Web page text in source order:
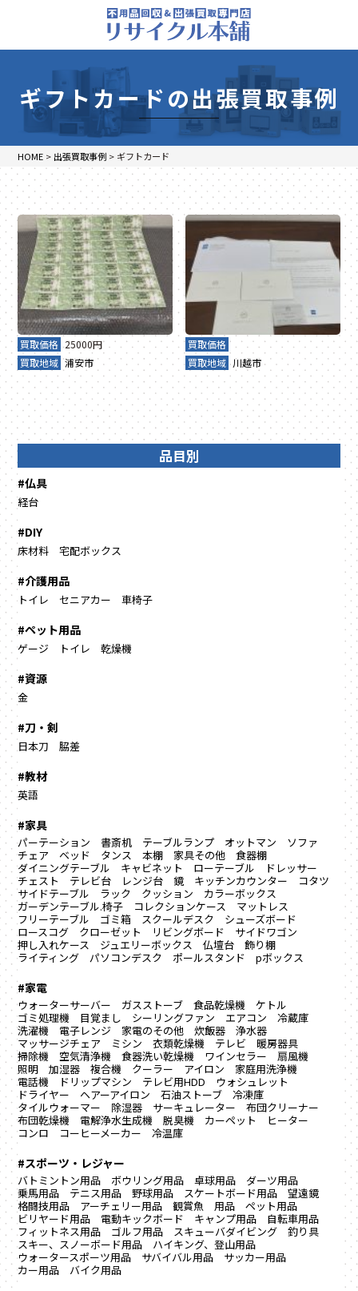
ギフトカードの出張買取事例
HOME > 出張買取事例 > ギフトカード
買取価格 25000円
買取地域 浦安市
買取価格
買取地域 川越市
品目別
#仏具
経台
#DIY
床材料 宅配ボックス
#介護用品
トイレ セニアカー 車椅子
#ペット用品
ゲージ トイレ 乾燥機
#資源
金
#刀・剣
日本刀 脇差
#教材
英語
#家具
パーテーション 書斎机 テーブルランプ オットマン
ソファ
チェア
ベッド タンス 本棚 家具その他
食器棚
ダイニングテーブル
キャビネット ローテーブル
ドレッサー
チェスト
テレビ台 レンジ台 鏡 キッチンカウンター
コタツ
サイドテーブル
ラック クッション
カラーボックス
ガーデンテーブル.椅子
コレクションケース
マットレス
フリーテーブル
ゴミ箱 スクールデスク
シューズボード
ロースコグ
クローゼット リビングボード
サイドワゴン
押し入れケース
ジュエリーボックス 仏壇台
飾り棚
ライティング
パソコンデスク ポールスタンド pボックス
#家電
ウォーターサーバー ガスストーブ 食品乾燥機
ケトル
ゴミ処理機
目覚まし シーリングファン エアコン
冷蔵庫
洗濯機
電子レンジ 家電のその他 炊飯器
浄水器
マッサージチェア
ミシン 衣類乾燥機 テレビ
暖房器具
掃除機
空気清浄機 食器洗い乾燥機 ワインセラー
扇風機
照明
加湿器 複合機 クーラー アイロン
家庭用洗浄機
電話機
ドリップマシン テレビ用HDD
ウォシュレット
ドライヤー
ヘアーアイロン 石油ストーブ
冷凍庫
タイルウォーマー
除湿器 サーキュレーター
布団クリーナー
布団乾燥機
電解浄水生成機 脱臭機 カーペット
ヒーター
コンロ
コーヒーメーカー 冷温庫
#スポーツ・レジャー
バトミントン用品 ボウリング用品 卓球用品
ダーツ用品
乗馬用品
テニス用品 野球用品 スケートボード用品
望遠鏡
格闘技用品
アーチェリー用品 観賞魚 用品
ペット用品
ビリヤード用品
電動キックボード キャンプ用品
自転車用品
フィットネス用品
ゴルフ用品 スキューバダイビング
釣り具
スキー、スノーボード用品
ハイキング、登山用品
ウォータースポーツ用品
サバイバル用品
サッカー用品
カー用品
バイク用品